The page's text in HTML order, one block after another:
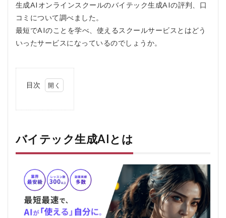
生成AIオンラインスクールのバイテック生成AIの評判、口
コミについて調べました。
最短でAIのことを学べ、使えるスクールサービスとはどう
いったサービスになっているのでしょうか。
目次
ッ
ク
生
と
は
2
バイ
テッ
バイテック生成AIとは